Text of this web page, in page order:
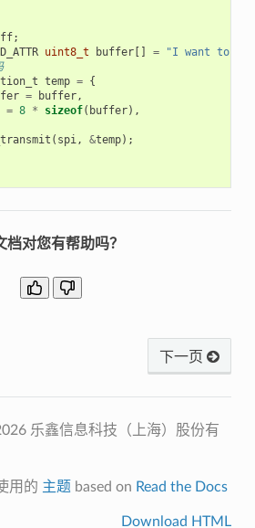
;
uint8_t buffer[] =
"I want to
temp = {
= buffer,
= 8 * sizeof( buffer),
( spi, &temp);
档对您有帮助吗？
下一页
乐鑫信息科技（上海）股份有
用的 主题 based on Read the Docs
Download HTML